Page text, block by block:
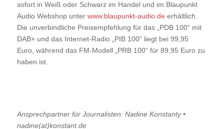
sofort in Weiß oder Schwarz im Handel und im Blaupunkt
Audio Webshop unter www.blaupunkt-audio.deerhältlich.
Die unverbindliche Preisempfehlung für das „PDB 100“ mit
DAB+ und das Internet-Radio „PIB 100“ liegt bei 99,95
Euro, während das FM-Modell „PRB 100“ für 89,95 Euro zu
haben ist.
Ansprechpartner für Journalisten: Nadine Konstanty •
nadine(at)konstant.de